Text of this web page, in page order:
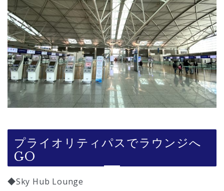
プライオリティパスでラウンジへ
GO
◆Sky Hub Lounge